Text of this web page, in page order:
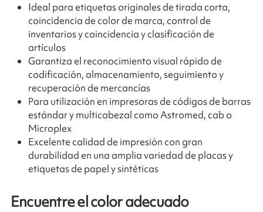
Ideal para etiquetas originales de tirada corta,
coincidencia de color de marca, control de
inventarios y coincidencia y clasificación de
artículos
Garantiza el reconocimiento visual rápido de
codificación, almacenamiento, seguimiento y
recuperación de mercancías
Para utilización en impresoras de códigos de barras
estándar y multicabezal como Astromed, cab o
Microplex
Excelente calidad de impresión con gran
durabilidad en una amplia variedad de placas y
etiquetas de papel y sintéticas
Encuentre el color adecuado